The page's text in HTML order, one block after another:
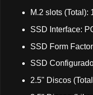
M.2 slots (Total):
SSD Interface:
SSD Form
SSD
2.5" Discos